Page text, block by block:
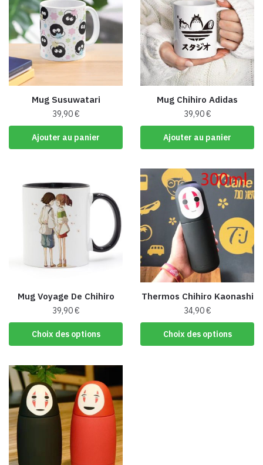
Les
options
peuvent
être
choisies
page
du
produit
Mug Susuwatari
39,90€
Ajouter au panier
Mug Chihiro Adidas
39,90€
Ajouter au panier
Mug Voyage De Chihiro
39,90€
Choix des options
Ce
produit
plusieurs
variations.
Les
options
peuvent
être
choisies
Thermos Chihiro Kaonashi
34,90€
Choix des options
Ce
produit